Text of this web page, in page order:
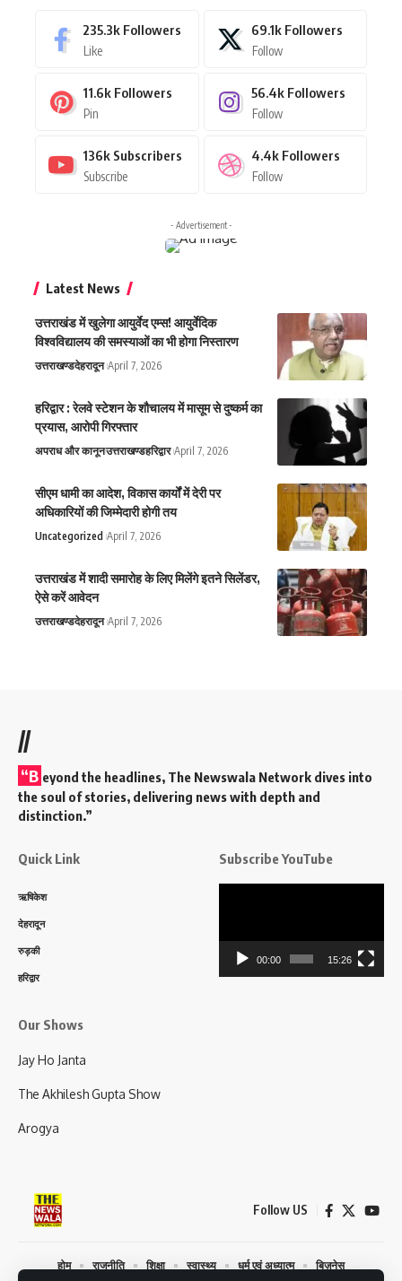
235.3k Followers
Like
69.1k Followers
Follow
11.6k Followers
Pin
56.4k Followers
Follow
136k Subscribers
Subscribe
4.4k Followers
Follow
- Advertisement -
Latest News
उत्तराखंड में खुलेगा आयुर्वेद एम्स! आयुर्वेदिक
विश्वविद्यालय की समस्याओं का भी होगा निस्तारण
उत्तराखण्डदेहरादून April 7, 2026
हरिद्वार : रेलवे स्टेशन के शौचालय में मासूम से दुष्कर्म का
प्रयास, आरोपी गिरफ्तार
अपराध और कानूनउत्तराखण्डहरिद्वार April 7, 2026
सीएम धामी का आदेश, विकास कार्यों में देरी पर
अधिकारियों की जिम्मेदारी होगी तय
Uncategorized April 7, 2026
उत्तराखंड में शादी समारोह के लिए मिलेंगे इतने सिलेंडर,
ऐसे करें आवेदन
उत्तराखण्डदेहरादून April 7, 2026
//
“B eyond the headlines, The Newswala Network dives into
the soul of stories, delivering news with depth and
distinction.”
Quick Link
ऋषिकेश
देहरादून
रुड़की
हरिद्वार
Subscribe YouTube
00:00 15:26
Our Shows
Jay Ho Janta
The Akhilesh Gupta Show
Arogya
Follow US
होम राजनीति शिक्षा स्वास्थ्य धर्म एवं अध्यात्म बिज़नेस